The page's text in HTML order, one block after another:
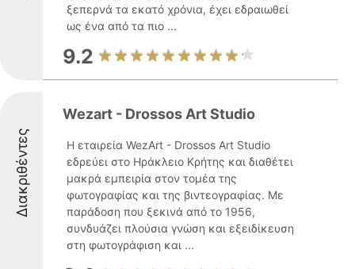
ξεπερνά τα εκατό χρόνια, έχει εδραιωθεί
ως ένα από τα πιο ...
9.2
Διακριθέντες
Wezart - Drossos Art Studio
Η εταιρεία WezArt - Drossos Art Studio
εδρεύει στο Ηράκλειο Κρήτης και διαθέτει
μακρά εμπειρία στον τομέα της
φωτογραφίας και της βιντεογραφίας. Με
παράδοση που ξεκινά από το 1956,
συνδυάζει πλούσια γνώση και εξειδίκευση
στη φωτογράφιση και ...